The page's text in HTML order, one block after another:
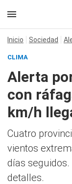
Inicio Sociedad
CLIMA
Alerta
con
km/h
Cuatro
vientos
días
detalles.